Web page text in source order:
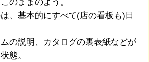
のままのよう。
、基本的にすべて(店の看板も)日
の説明、カタログの裏表紙などが
態。